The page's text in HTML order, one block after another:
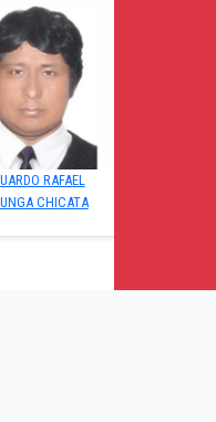
RAFAEL
CHICATA